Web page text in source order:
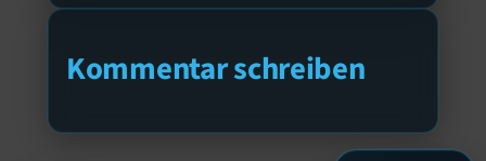
Kommentar schreiben